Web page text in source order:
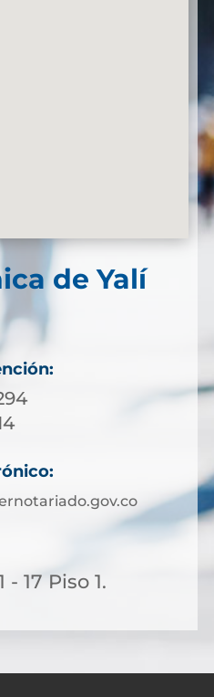
de Yalí
- 17 Piso 1.